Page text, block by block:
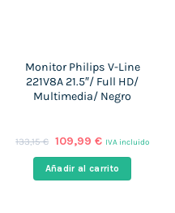
Monitor Philips V-Line
221V8A 21.5″/ Full HD/
Multimedia/ Negro
133,15€ El
original
era:
109,99 €El
actual
es:
IVA incluido
Añadir al carrito